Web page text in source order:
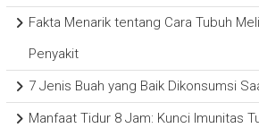
Fakta Menarik tentang Cara Tubuh
Penyakit
7 Jenis Buah yang Baik Dikonsumsi
Manfaat Tidur 8 Jam: Kunci Imunitas